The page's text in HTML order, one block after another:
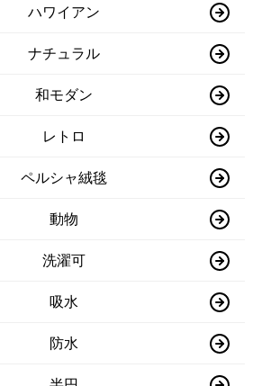
ハワイアン
ナチュラル
和モダン
レトロ
ペルシャ絨毯
動物
洗濯可
吸水
防水